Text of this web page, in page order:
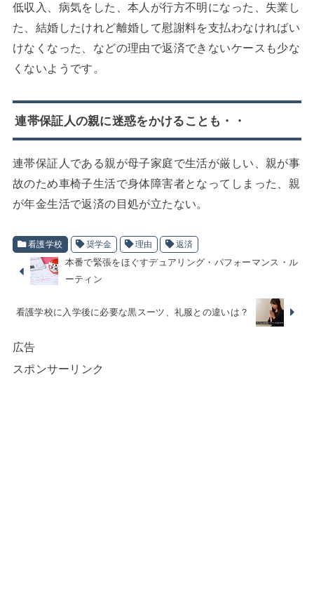
低収入、病気をした、本人が行方不明になった、失業し
た、結婚したけれど離婚して慰謝料を支払わなければい
けなくなった、などの理由で返済できないケースも少な
くないようです。
連帯保証人の親に迷惑をかけることも・・
連帯保証人である親が母子家庭で生活が厳しい、親が事
故のため車椅子生活で身体障害者となってしまった、親
が年金生活で返済の目処が立たない。
看護学校 奨学金 理由 返済
本番で緊張をほぐすデュアリング・パフォーマンス・ル
ーティン
看護学校に入学後に必要な黒スーツ、礼服との違いは？
広告
スポンサーリンク